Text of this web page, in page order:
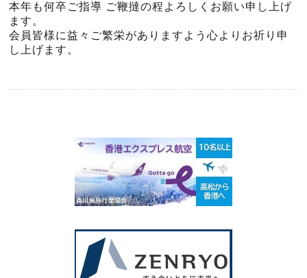
本年も何卒ご指導 ご鞭撻の程よろしくお願い申し上げ
ます。
会員皆様に益々ご繁栄がありますよう心よりお祈り申
し上げます。